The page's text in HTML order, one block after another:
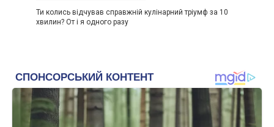
Ти колись відчував справжній кулінарний тріумф за 10
хвилин? От і я одного разу